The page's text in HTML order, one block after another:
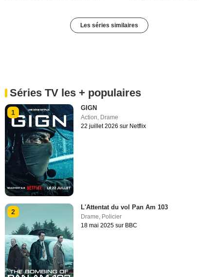
Les séries similaires
Séries TV les + populaires
1
GIGN
Action, Drame
22 juillet 2026 sur Netflix
2
L'Attentat du vol Pan Am 103
Drame Policier
18 mai 2025 sur BBC